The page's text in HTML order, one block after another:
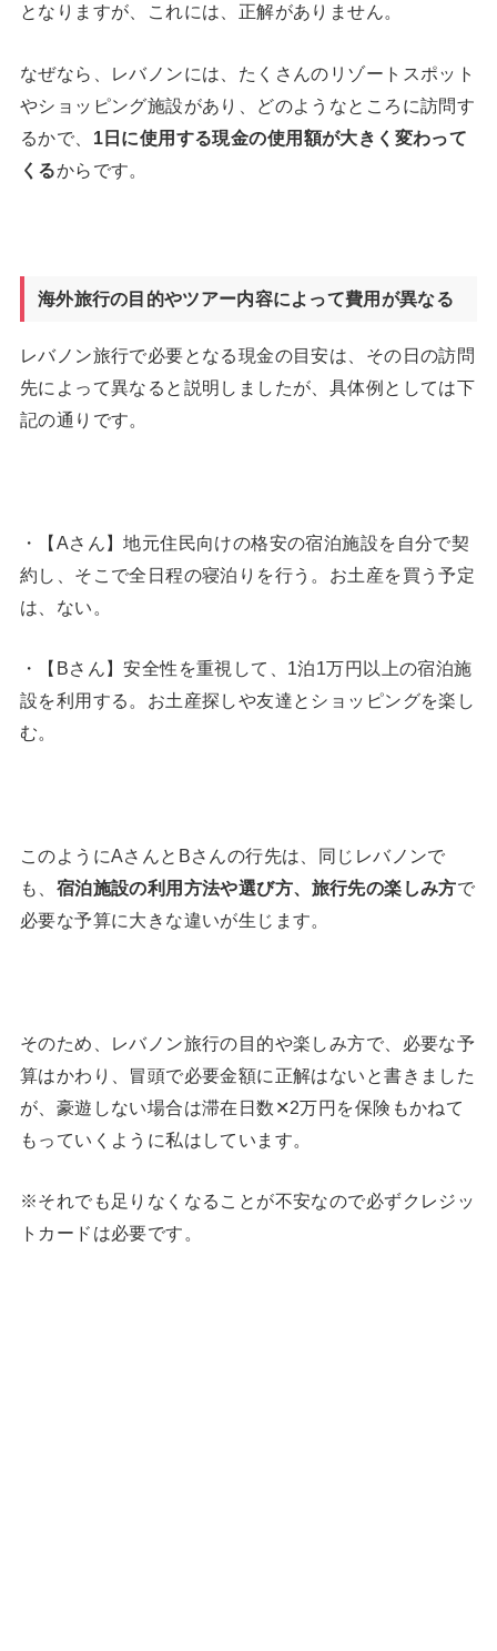
となりますが、これには、正解がありません。
なぜなら、レバノンには、たくさんのリゾートスポット
やショッピング施設があり、どのようなところに訪問す
るかで、 1 日に使用する現金の使用額が大きく変わって
くるからです。
海外旅行の目的やツアー内容によって費用が異なる
レバノン旅行で必要となる現金の目安は、その日の訪問
先によって異なると説明しましたが、具体例としては下
記の通りです。
・【Aさん】地元住民向けの格安の宿泊施設を自分で契
約し、そこで全日程の寝泊りを行う。お土産を買う予定
は、ない。
・【Bさん】安全性を重視して、1泊1万円以上の宿泊施
設を利用する。お土産探しや友達とショッピングを楽し
む。
このようにAさんとBさんの行先は、同じレバノンで
も、 宿泊施設の利用方法や選び方、旅行先の楽しみ方で
必要な予算に大きな違いが生じます。
そのため、レバノン旅行の目的や楽しみ方で、必要な予
算はかわり、冒頭で必要金額に正解はないと書きました
が、豪遊しない場合は滞在日数✕2万円を保険もかねて
もっていくように私はしています。
※それでも足りなくなることが不安なので必ずクレジッ
トカードは必要です。